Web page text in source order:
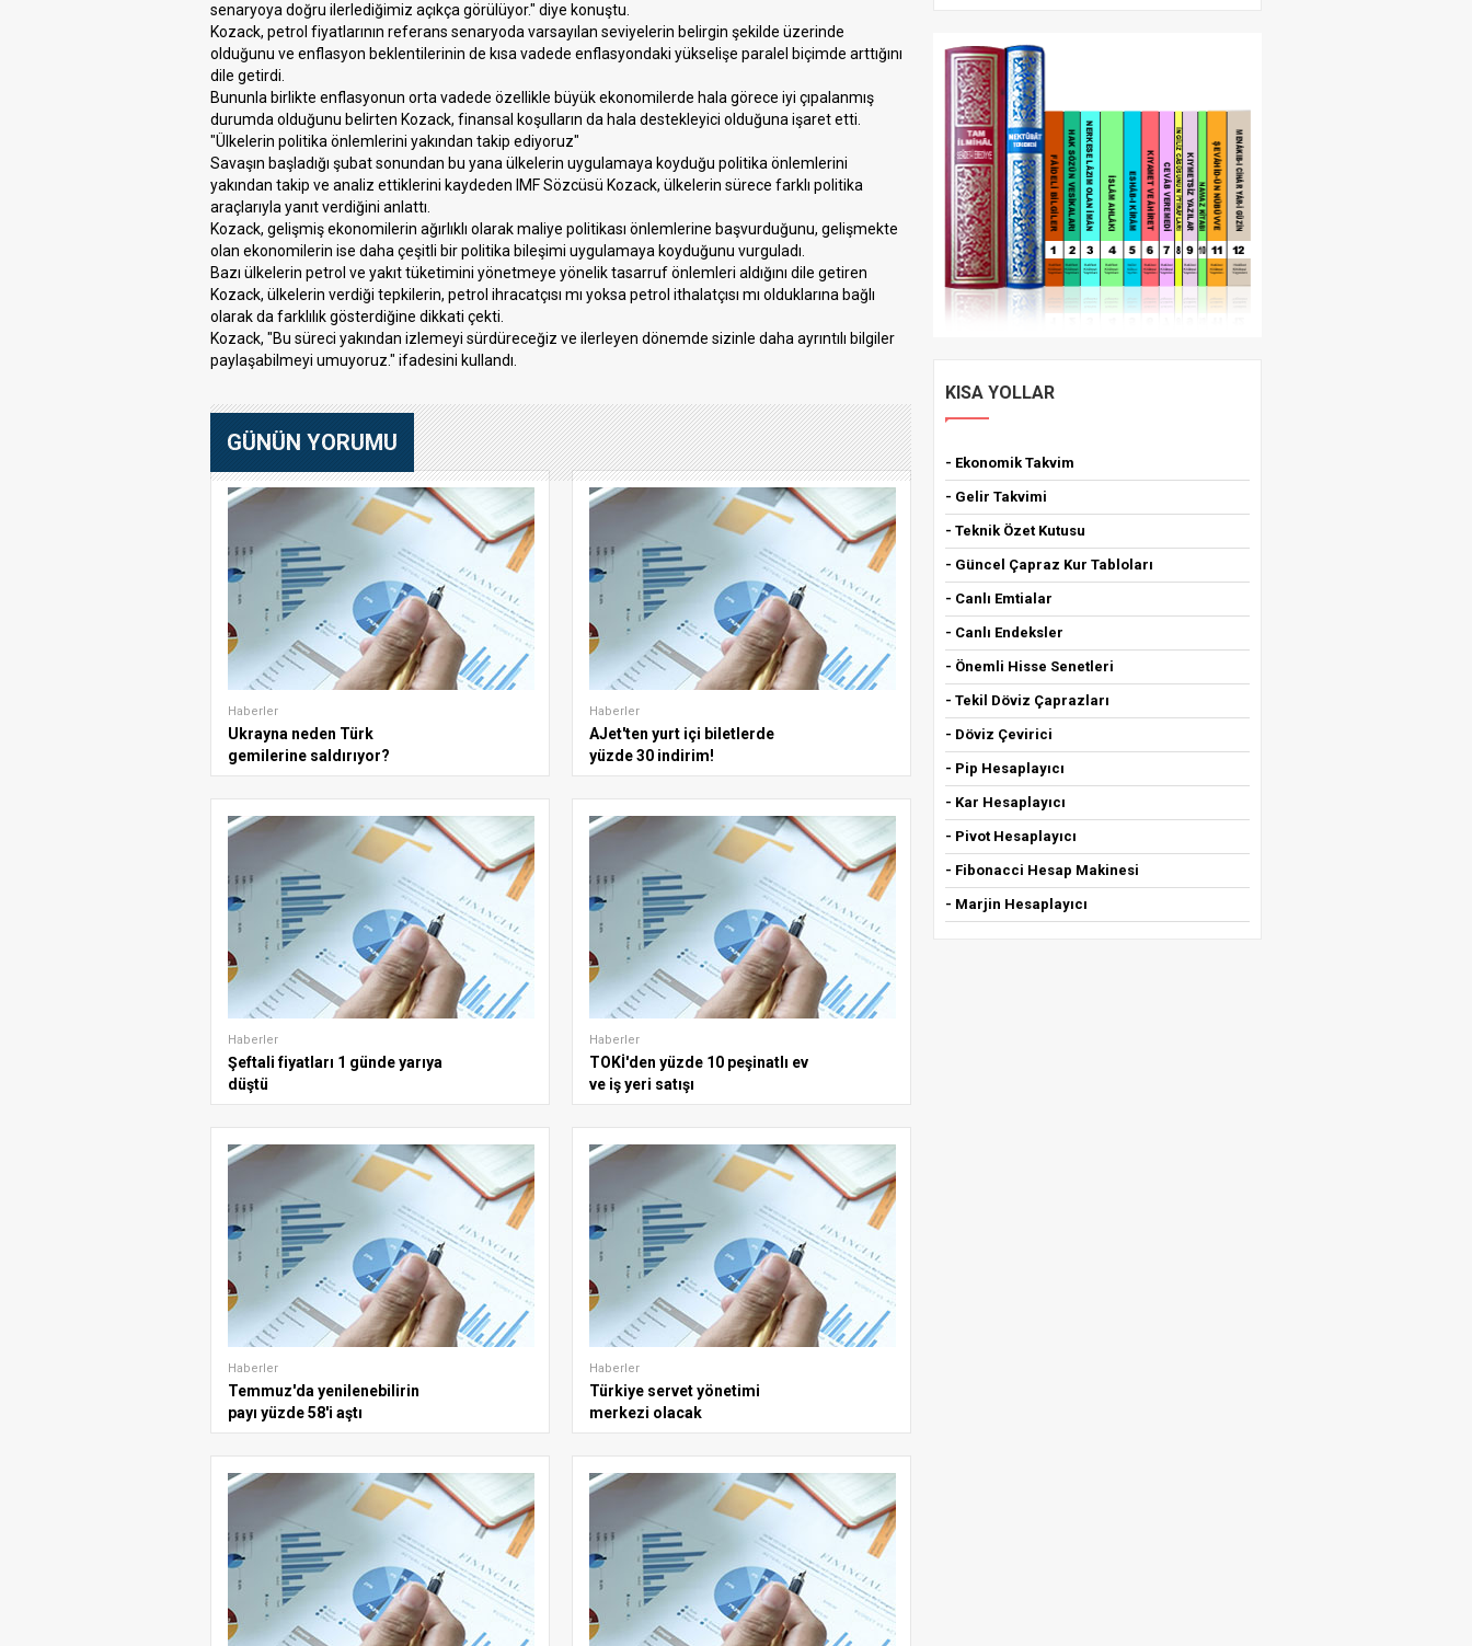
senaryoya doğru ilerlediğimiz açıkça görülüyor." diye konuştu.
Kozack, petrol fiyatlarının referans senaryoda varsayılan seviyelerin belirgin şekilde üzerinde
olduğunu ve enflasyon beklentilerinin de kısa vadede enflasyondaki yükselişe paralel biçimde arttığını
dile getirdi.
Bununla birlikte enflasyonun orta vadede özellikle büyük ekonomilerde hala görece iyi çıpalanmış
durumda olduğunu belirten Kozack, finansal koşulların da hala destekleyici olduğuna işaret etti.
"Ülkelerin politika önlemlerini yakından takip ediyoruz"
Savaşın başladığı şubat sonundan bu yana ülkelerin uygulamaya koyduğu politika önlemlerini
yakından takip ve analiz ettiklerini kaydeden IMF Sözcüsü Kozack, ülkelerin sürece farklı politika
araçlarıyla yanıt verdiğini anlattı.
Kozack, gelişmiş ekonomilerin ağırlıklı olarak maliye politikası önlemlerine başvurduğunu, gelişmekte
olan ekonomilerin ise daha çeşitli bir politika bileşimi uygulamaya koyduğunu vurguladı.
Bazı ülkelerin petrol ve yakıt tüketimini yönetmeye yönelik tasarruf önlemleri aldığını dile getiren
Kozack, ülkelerin verdiği tepkilerin, petrol ihracatçısı mı yoksa petrol ithalatçısı mı olduklarına bağlı
olarak da farklılık gösterdiğine dikkati çekti.
Kozack, "Bu süreci yakından izlemeyi sürdüreceğiz ve ilerleyen dönemde sizinle daha ayrıntılı bilgiler
paylaşabilmeyi umuyoruz." ifadesini kullandı.
GÜNÜN YORUMU
Haberler
Ukrayna neden Türk
gemilerine saldırıyor?
Haberler
AJet'ten yurt içi biletlerde
yüzde 30 indirim!
Haberler
Şeftali fiyatları 1 günde yarıya
düştü
Haberler
TOKİ'den yüzde 10 peşinatlı ev
ve iş yeri satışı
Haberler
Temmuz'da yenilenebilirin
payı yüzde 58'i aştı
Haberler
Türkiye servet yönetimi
merkezi olacak
KISA YOLLAR
- Ekonomik Takvim
- Gelir Takvimi
- Teknik Özet Kutusu
- Güncel Çapraz Kur Tabloları
- Canlı Emtialar
- Canlı Endeksler
- Önemli Hisse Senetleri
- Tekil Döviz Çaprazları
- Döviz Çevirici
- Pip Hesaplayıcı
- Kar Hesaplayıcı
- Pivot Hesaplayıcı
- Fibonacci Hesap Makinesi
- Marjin Hesaplayıcı